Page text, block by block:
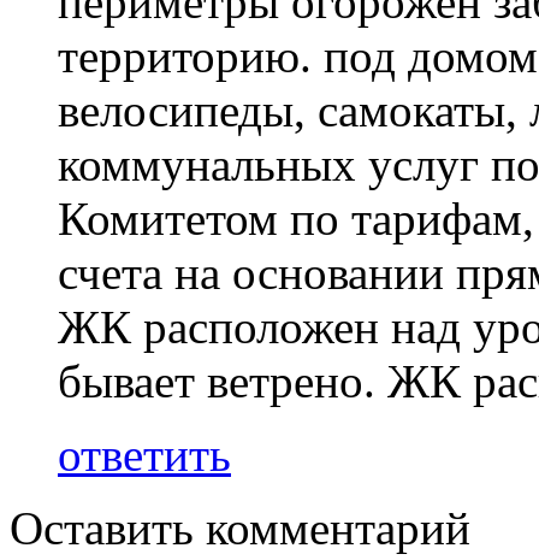
территорию. под
велосипеды,
коммунальных услуг
Комитетом по
счета на основании
ЖК расположен над
бывает ветрено. ЖК
ответить
Оставить комментарий